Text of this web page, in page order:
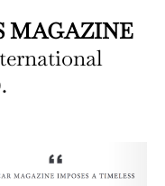
MAGAZINE